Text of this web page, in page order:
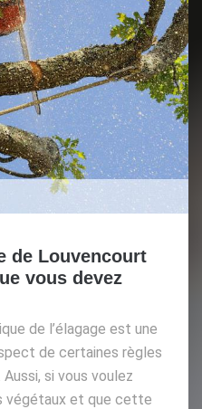
de Louvencourt
vous devez
de l’élagage est une
de certaines règles
si vous voulez
végétaux et que cette